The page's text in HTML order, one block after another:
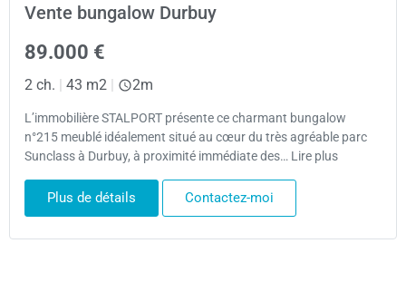
Vente bungalow Durbuy
89.000 €
2 ch. | 43 m2 | 2m
L’immobilière STALPORT présente ce charmant bungalow
n°215 meublé idéalement situé au cœur du très agréable parc
Sunclass à Durbuy, à proximité immédiate des… Lire plus
Plus de détails Contactez-moi